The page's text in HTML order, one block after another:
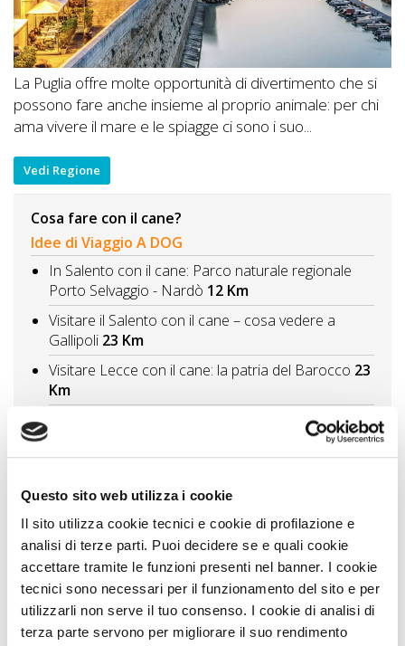
Questo sito web utilizza i cookie
Il sito utilizza cookie tecnici e cookie di profilazione e
analisi di terze parti. Puoi decidere se e quali cookie
accettare tramite le funzioni presenti nel banner. I cookie
tecnici sono necessari per il funzionamento del sito e per
utilizzarli non serve il tuo consenso. I cookie di analisi di
terza parte servono per migliorare il suo rendimento
La Puglia offre molte opportunità di divertimento che si
possono fare anche insieme al proprio animale: per chi
ama vivere il mare e le spiagge ci sono i suo...
Vedi Regione
Cosa fare con il cane?
Idee di Viaggio A DOG
In Salento con il cane: Parco naturale regionale
Porto Selvaggio - Nardò 12 Km
Visitare il Salento con il cane – cosa vedere a
Gallipoli 23 Km
Visitare Lecce con il cane: la patria del Barocco 23
Km
Vivere gli eventi in Puglia con il cane - la Notte della
Itinerari A DOG
Lecce la città e il mare del Salento 19 Km
Vedi tutti